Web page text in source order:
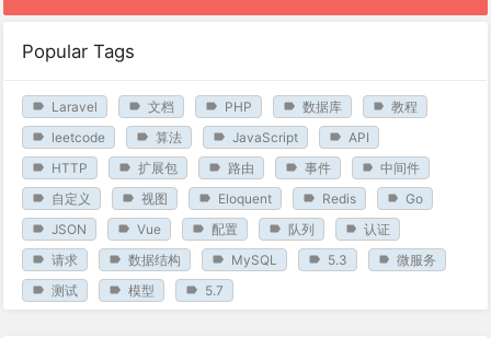
Popular Tags
Laravel 文档 PHP 数据库
教程
leetcode
算法 JavaScript
API
HTTP
扩展包 路由 事件
中间件
自定义
视图 Eloquent Redis
Go
JSON
Vue 配置 队列
认证
请求
数据结构 MySQL 5.3
微服务
测试
模型 5.7